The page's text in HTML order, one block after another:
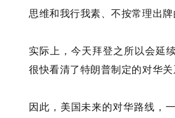
思维和我行我素、不按常理出
实际上，今天拜登之所以会延
很快看清了特朗普制定的对华
因此，美国未来的对华路线，